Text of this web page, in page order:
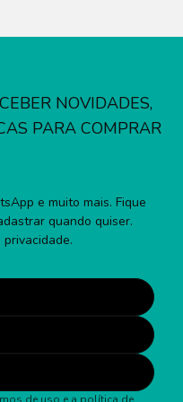
NOVIDADES,
PARA COMPRAR
e muito mais. Fique
quando quiser.